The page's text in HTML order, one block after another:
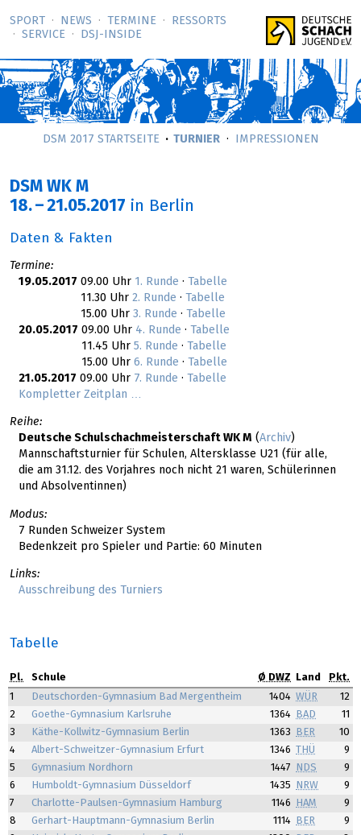
SPORT NEWS TERMINE
RESSORTS
SERVICE
DSJ-­INSIDE
DSM 2017 STARTSEITE TURNIER IMPRESSIONEN
DSM WK M
18. – 21.05.2017 in Berlin
Daten & Fakten
Termine:
19.05.2017 09.00 Uhr 1. Runde ·
Tabelle
11.30 Uhr 2. Runde ·
Tabelle
15.00 Uhr 3. Runde ·
Tabelle
20.05.2017 09.00 Uhr 4. Runde ·
Tabelle
11.45 Uhr 5. Runde ·
Tabelle
15.00 Uhr 6. Runde ·
Tabelle
21.05.2017 09.00 Uhr 7. Runde ·
Tabelle
Kompletter Zeitplan …
Reihe:
Deutsche Schulschachmeisterschaft WK M (Archiv)
Mannschaftsturnier für Schulen, Altersklasse U21 (für alle,
die am 31.12. des Vorjahres noch nicht 21 waren, Schülerinnen
und Absolventinnen)
Modus:
7 Runden Schweizer System
Bedenkzeit pro Spieler und Partie: 60 Minuten
Links:
Ausschreibung des Turniers
Tabelle
Pl. Schule Ø DWZ Land
Pkt.
1
Deutschorden-Gymnasium Bad Mergentheim 1404 WÜR
12
2
Goethe-Gymnasium Karlsruhe 1364 BAD
11
3
Käthe-Kollwitz-Gymnasium Berlin 1363 BER
10
4
Albert-Schweitzer-Gymnasium Erfurt 1346 THÜ
9
5
Gymnasium Nordhorn 1447 NDS
9
6
Humboldt-Gymnasium Düsseldorf 1435 NRW
9
7
Charlotte-Paulsen-Gymnasium Hamburg 1146 HAM
9
8
Gerhart-Hauptmann-Gymnasium Berlin 1114 BER
9